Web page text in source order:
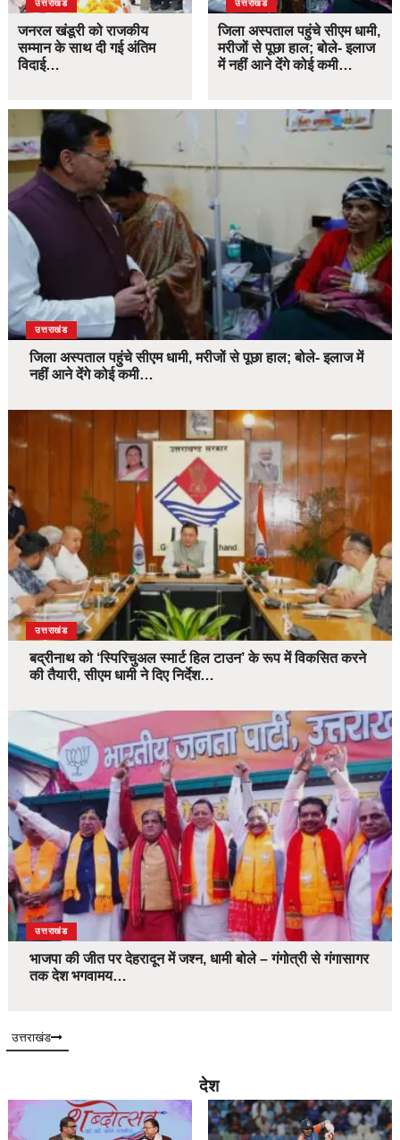
उत्तराखंड
जनरल खंडूरी को राजकीय
सम्मान के साथ दी गई अंतिम
विदाई…
उत्तराखंड
जिला अस्पताल पहुंचे सीएम धामी,
मरीजों से पूछा हाल; बोले- इलाज
में नहीं आने देंगे कोई कमी…
उत्तराखंड
जिला अस्पताल पहुंचे सीएम धामी, मरीजों से पूछा हाल; बोले- इलाज में
नहीं आने देंगे कोई कमी…
उत्तराखंड
बद्रीनाथ को ‘स्पिरिचुअल स्मार्ट हिल टाउन’ के रूप में विकसित करने
की तैयारी, सीएम धामी ने दिए निर्देश…
उत्तराखंड
भाजपा की जीत पर देहरादून में जश्न, धामी बोले – गंगोत्री से गंगासागर
तक देश भगवामय…
उत्तराखंड
देश